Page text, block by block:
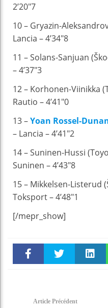
2’20″7
10 – Gryazin-
Lancia – 4’34″8
11 – Solans-Sanjuan
– 4’37″3
12 – Korhonen-Viinikka
Rautio – 4’41″0
13 –Yoan Rossel-
– Lancia – 4’41″2
14 – Suninen-Hussi
Suninen – 4’43″8
15 – Mikkelsen-Listerud
Toksport – 4’48″1
[/mepr_show]
Article Précédent